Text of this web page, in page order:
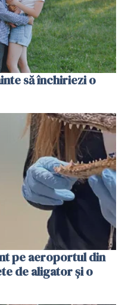
să închiriezi o
pe aeroportul din
de aligator și o